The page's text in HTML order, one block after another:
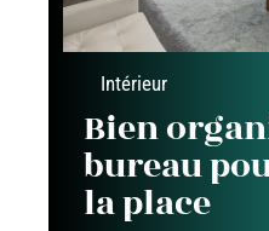
Intérieur
Bien
bureau
la place